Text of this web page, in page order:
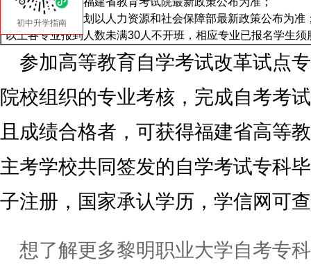
*资格证书考试计划以人力资源和社会保障部最新政策公布为准
*以上各专业报到人数未满30人不开班，相应专业已报名学生须
参加高等教育自学考试改革试点
院校组织的专业考核，完成自考考
且成绩合格者，可获得福建省高等
主考学校共同签发的自学考试专科
子注册，国家承认学历，学信网可
想了解更多黎明职业大学自考专
初中升学指南